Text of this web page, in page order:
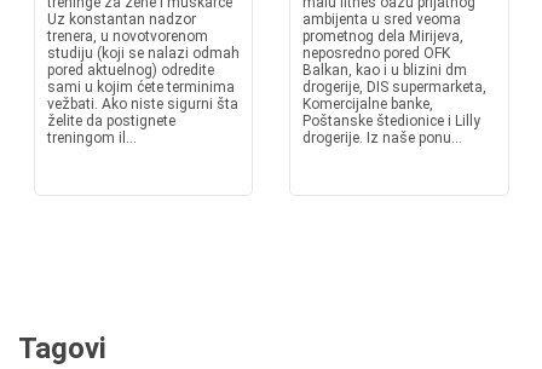
Uz konstantan nadzor
trenera, u novotvorenom
studiju (koji se nalazi odmah
pored aktuelnog) odredite
sami u kojim ćete terminima
vežbati. Ako niste sigurni šta
želite da postignete
treningom il...
ambijenta u sred veoma
prometnog dela Mirijeva,
neposredno pored OFK
Balkan, kao i u blizini dm
drogerije, DIS supermarketa,
Komercijalne banke,
Poštanske štedionice i Lilly
drogerije. Iz naše ponu...
Tagovi